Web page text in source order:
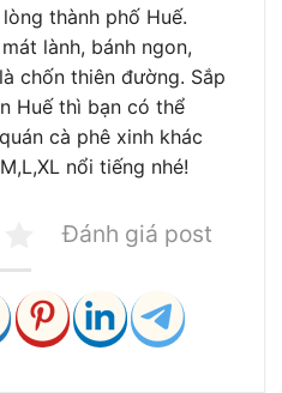
thành phố Huế.
lành, bánh ngon,
chốn thiên đường. Sắp
Huế thì bạn có thể
cà phê xinh khác
nổi tiếng nhé!
Đánh giá post